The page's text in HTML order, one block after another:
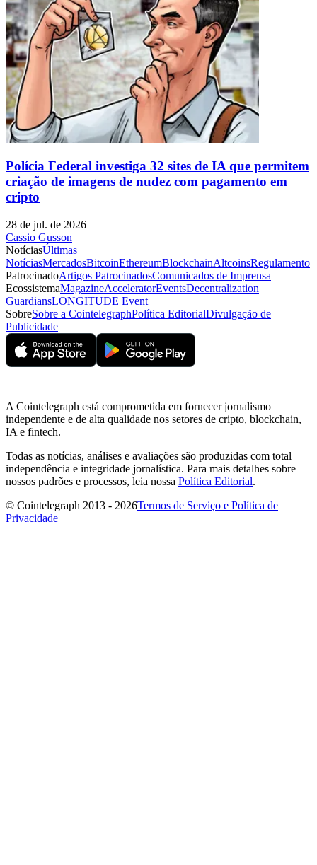
Polícia Federal investiga 32 sites de IA que permitem
criação de imagens de nudez com pagamento em
cripto
28 de jul. de 2026
Cassio Gusson
NotíciasÚltimas
NotíciasMercadosBitcoinEthereumBlockchainAltcoinsRegulamento
PatrocinadoArtigos PatrocinadosComunicados de Imprensa
EcossistemaMagazineAcceleratorEventsDecentralization
GuardiansLONGITUDE Event
SobreSobre a CointelegraphPolítica EditorialDivulgação de
Publicidade
A Cointelegraph está comprometida em fornecer jornalismo
independente e de alta qualidade nos setores de cripto, blockchain,
IA e fintech.
Todas as notícias, análises e avaliações são produzidas com total
independência e integridade jornalística. Para mais detalhes sobre
nossos padrões e processos, leia nossa Política Editorial.
© Cointelegraph 2013 - 2026Termos de Serviço e Política de
Privacidade